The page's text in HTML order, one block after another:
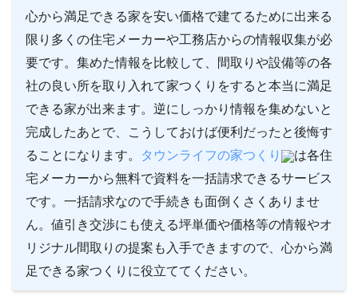
心から満足できる家を安い価格で建てるために出来る
限り多くの住宅メーカーや工務店からの情報収集が必
要です。集めた情報を比較して、間取りや設備等の各
社の良い所を取り入れて家つくりをすると本当に満足
できる家が出来ます。逆にしっかり情報を集めないと
完成したあとで、こうしておけば便利だったと後悔す
ることになります。
タウンライフの家つくり
は各住
宅メーカーから無料で資料を一括請求できるサービス
です。一括請求なので手続きも面倒くさくありませ
ん。値引き交渉にも使える坪単価や価格等の情報やオ
リジナル間取りの提案も入手できますので、心から満
足できる家つくりに役立ててください。